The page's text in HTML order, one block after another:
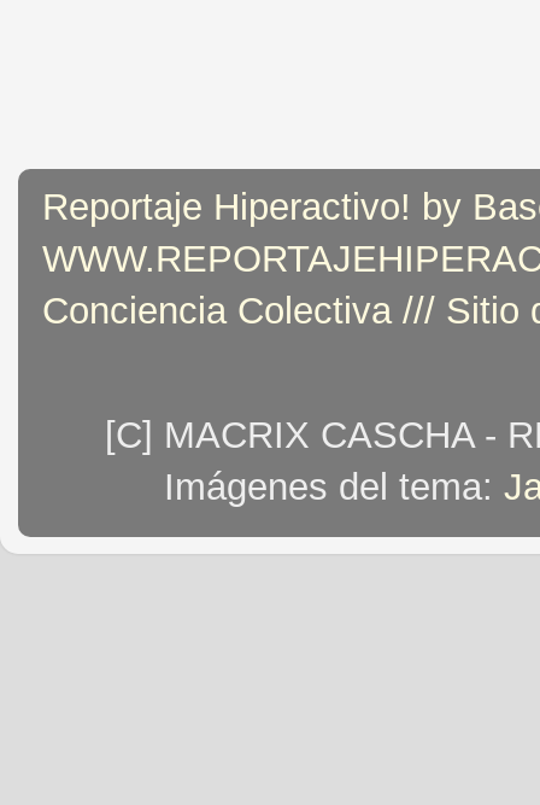
Reportaje Hiperactivo! by
Conciencia Colectiva /// Sitio
[C] MACRIX CASCHA -
Imágenes del tema: